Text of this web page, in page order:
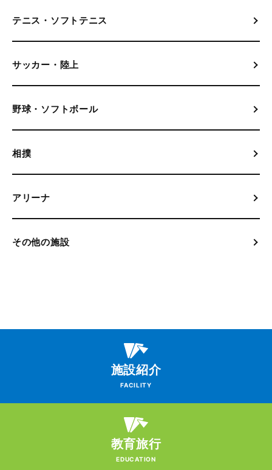
テニス・ソフトテニス
サッカー・陸上
野球・ソフトボール
相撲
アリーナ
その他の施設
施設紹介
FACILITY
教育旅行
EDUCATION